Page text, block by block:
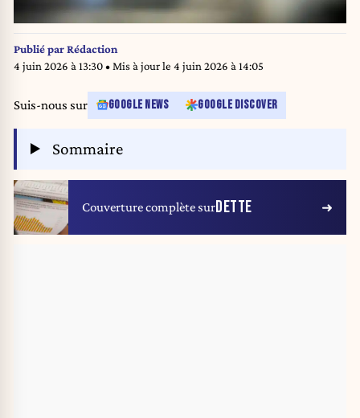
Publié parRédaction
4 juin 2026 à 13:30• Mis à jour le 4 juin 2026 à 14:05
Suis-nous sur GOOGLE NEWS GOOGLE DISCOVER
Sommaire
Couverture complète surDETTE